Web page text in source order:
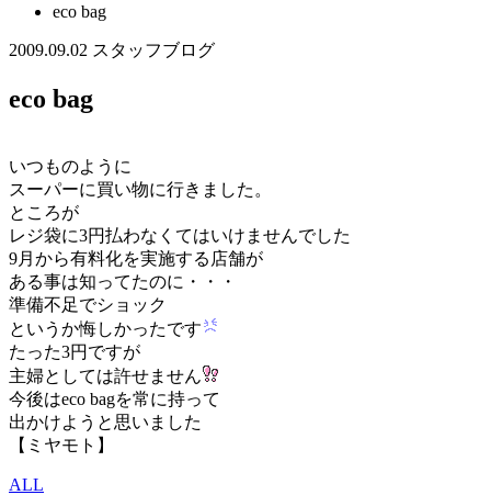
eco bag
2009.09.02 スタッフブログ
eco bag
いつものように
スーパーに買い物に行きました。
ところが
レジ袋に3円払わなくてはいけませんでした
9月から有料化を実施する店舗が
ある事は知ってたのに・・・
準備不足でショック
というか悔しかったです
たった3円ですが
主婦としては許せません
今後はeco bagを常に持って
出かけようと思いました
【ミヤモト】
ALL